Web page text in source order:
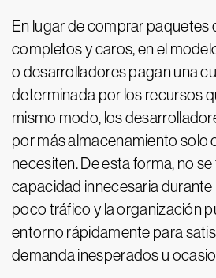
En lugar de comprar paquetes
completos y caros, en el
o desarrolladores pagan una
determinada por los recursos
mismo modo, los
por más almacenamiento solo
necesiten. De esta forma, no se
capacidad innecesaria
poco tráfico y la organización
entorno rápidamente para
demanda inesperados u